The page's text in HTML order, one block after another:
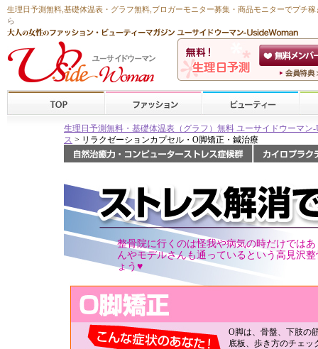
生理日予測無料 基礎体温表・グラフ無料 ,ブロガーモニター募集・商品モニターでプチ稼
ら
生理日予測無料・基礎体温表（グラフ）無料 ユーサイドウーマン-
ス > リラクゼーションカプセル・O脚矯正・鍼治療
整骨院に行くのは怪我や病気の時だけでは
んやモデルさんも通っているという高見沢
ょう♥
O脚は、骨盤、下肢の
底板、歩き方のチェッ